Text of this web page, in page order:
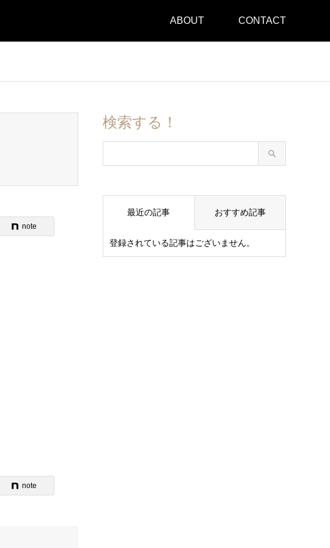
ABOUT CONTACT
note
note
検索する！
最近の記事 おすすめ記事
登録されている記事はございません。